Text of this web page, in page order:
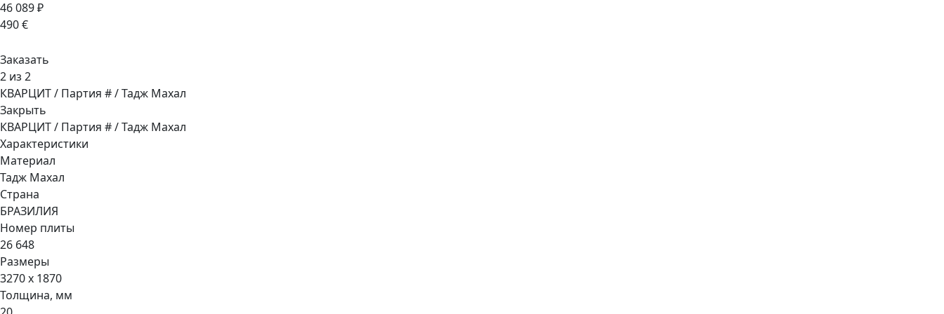
46 089 ₽
490 €
Заказать
2 из 2
КВАРЦИТ / Партия # / Тадж Махал
Закрыть
КВАРЦИТ / Партия # / Тадж Махал
Характеристики
Материал
Тадж Махал
Страна
БРАЗИЛИЯ
Номер плиты
26 648
Размеры
3270 x 1870
Толщина, мм